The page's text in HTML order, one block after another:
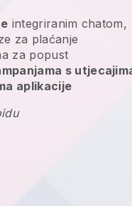
integriranim chatom,
za plaćanje
za popust
s
aplikacije